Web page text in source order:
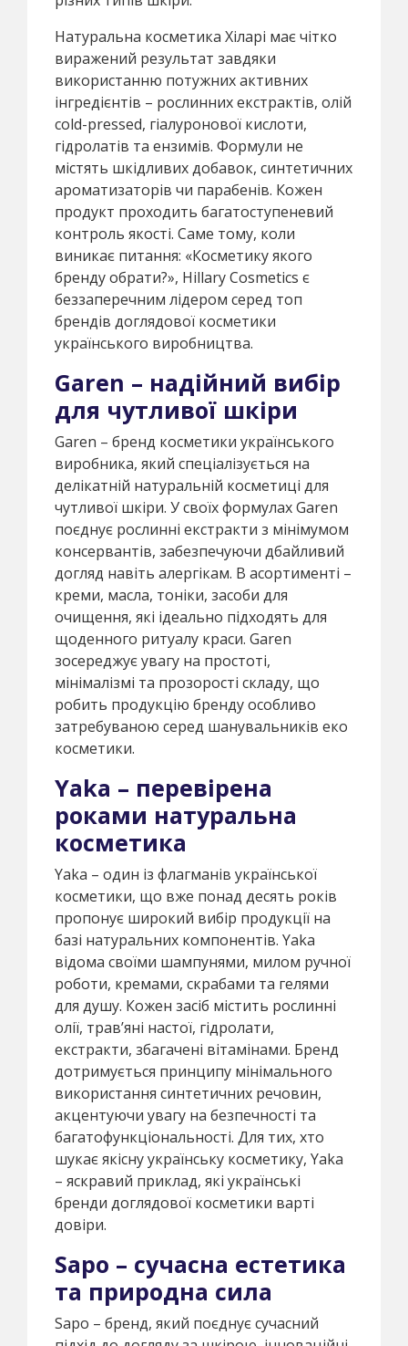
Натуральна косметика Хіларі має чітко
виражений результат завдяки
використанню потужних активних
інгредієнтів – рослинних екстрактів, олій
cold-pressed, гіалуронової кислоти,
гідролатів та ензимів. Формули не
містять шкідливих добавок, синтетичних
ароматизаторів чи парабенів. Кожен
продукт проходить багатоступеневий
контроль якості. Саме тому, коли
виникає питання: «Косметику якого
бренду обрати?», Hillary Cosmetics є
беззаперечним лідером серед топ
брендів доглядової косметики
українського виробництва.
Garen – надійний вибір
для чутливої шкіри
Garen – бренд косметики українського
виробника, який спеціалізується на
делікатній натуральній косметиці для
чутливої шкіри. У своїх формулах Garen
поєднує рослинні екстракти з мінімумом
консервантів, забезпечуючи дбайливий
догляд навіть алергікам. В асортименті –
креми, масла, тоніки, засоби для
очищення, які ідеально підходять для
щоденного ритуалу краси. Garen
зосереджує увагу на простоті,
мінімалізмі та прозорості складу, що
робить продукцію бренду особливо
затребуваною серед шанувальників еко
косметики.
Yaka – перевірена
роками натуральна
косметика
Yaka – один із флагманів української
косметики, що вже понад десять років
пропонує широкий вибір продукції на
базі натуральних компонентів. Yaka
відома своїми шампунями, милом ручної
роботи, кремами, скрабами та гелями
для душу. Кожен засіб містить рослинні
олії, трав’яні настої, гідролати,
екстракти, збагачені вітамінами. Бренд
дотримується принципу мінімального
використання синтетичних речовин,
акцентуючи увагу на безпечності та
багатофункціональності. Для тих, хто
шукає якісну українську косметику, Yaka
– яскравий приклад, які українські
бренди доглядової косметики варті
довіри.
Sapo – сучасна естетика
та природна сила
Sapo – бренд, який поєднує сучасний